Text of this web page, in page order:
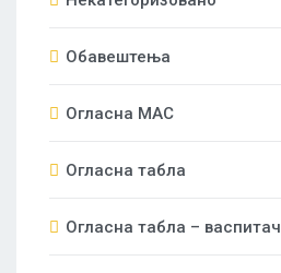
Обавештења
Огласна МАС
Огласна табла
Огласна табла – васпитач